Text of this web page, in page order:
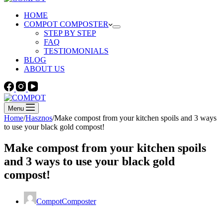
HOME
COMPOT COMPOSTER
STEP BY STEP
FAQ
TESTIOMONIALS
BLOG
ABOUT US
Menu
Home/Hasznos/Make compost from your kitchen spoils and 3 ways
to use your black gold compost!​
Make compost from your kitchen spoils
and 3 ways to use your black gold
compost!​
CompotComposter